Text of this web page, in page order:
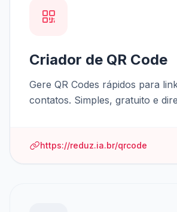
Criador de QR Code
Gere QR Codes rápidos para
contatos. Simples, gratuito e
https://reduz.ia.br/qrcode